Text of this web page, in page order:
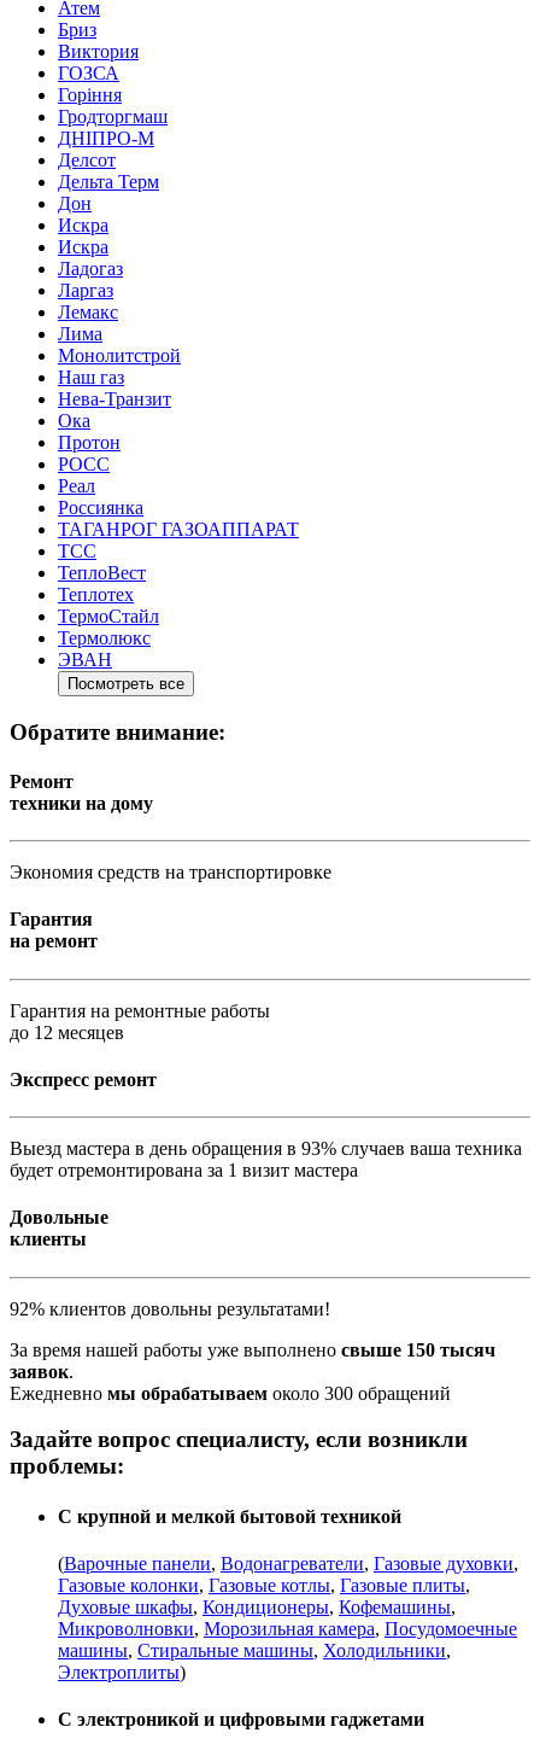
Атем
Бриз
Виктория
ГОЗСА
Горіння
Гродторгмаш
ДНІПРО-М
Делсот
Дельта Терм
Дон
Искра
Искра
Ладогаз
Ларгаз
Лемакс
Лима
Монолитстрой
Наш газ
Нева-Транзит
Ока
Протон
РОСС
Реал
Россиянка
ТАГАНРОГ ГАЗОАППАРАТ
ТСС
ТеплоВест
Теплотех
ТермоСтайл
Термолюкс
ЭВАН
Посмотреть все
Обратите внимание:
Ремонт
техники на дому
Экономия средств на транспортировке
Гарантия
на ремонт
Гарантия на ремонтные работы
до 12 месяцев
Экспресс ремонт
Выезд мастера в день обращения в 93% случаев ваша техника
будет отремонтирована за 1 визит мастера
Довольные
клиенты
92% клиентов довольны результатами!
За время нашей работы уже выполнено свыше 150 тысяч
заявок.
Ежедневно мы обрабатываем около 300 обращений
Задайте вопрос специалисту, если возникли
проблемы:
С крупной и мелкой бытовой техникой
(Варочные панели, Водонагреватели, Газовые духовки,
Газовые колонки, Газовые котлы, Газовые плиты,
Духовые шкафы, Кондиционеры, Кофемашины,
Микроволновки, Морозильная камера, Посудомоечные
машины, Стиральные машины, Холодильники,
Электроплиты)
С электроникой и цифровыми гаджетами